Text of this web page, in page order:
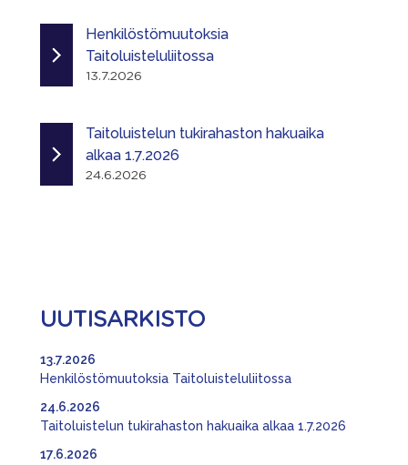
Henkilöstömuutoksia
Taitoluisteluliitossa
13.7.2026
Taitoluistelun tukirahaston hakuaika
alkaa 1.7.2026
24.6.2026
UUTISARKISTO
Henkilöstömuutoksia Taitoluisteluliitossa
13.7.2026
Taitoluistelun tukirahaston hakuaika alkaa 1.7.2026
24.6.2026
17.6.2026